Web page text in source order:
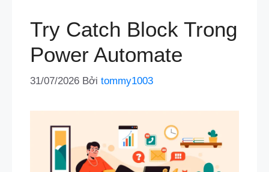
Try Catch Block Trong
Power Automate
31/07/2026 Bởi tommy1003